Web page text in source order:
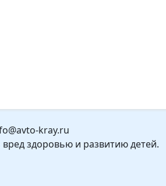
kray.ru
здоровью и развитию детей.